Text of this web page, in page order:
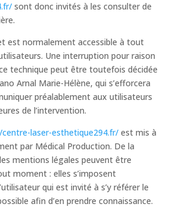
sont donc invités à les consulter de
est normalement accessible à tout
Une interruption pour raison
technique peut être toutefois décidée
Arnal Marie-Hélène, qui s’efforcera
préalablement aux utilisateurs
de l’intervention.
laser-esthetique294.fr/est mis à
par Médical Production. De la
mentions légales peuvent être
moment : elles s’imposent
qui est invité à s’y référer le
afin d’en prendre connaissance.